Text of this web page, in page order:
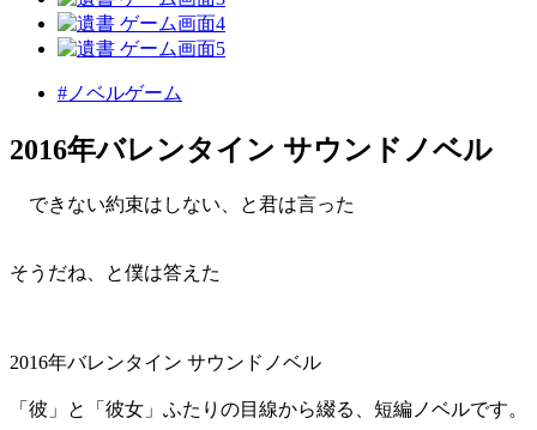
#ノベルゲーム
2016年バレンタイン サウンドノベル
できない約束はしない、と君は言った
そうだね、と僕は答えた
2016年バレンタイン サウンドノベル
「彼」と「彼女」ふたりの目線から綴る、短編ノベルです。